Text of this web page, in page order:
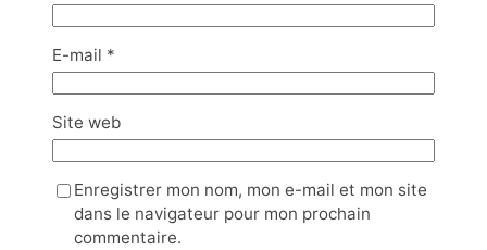
E-mail *
Site web
Enregistrer mon nom, mon e-mail et mon site
dans le navigateur pour mon prochain
commentaire.